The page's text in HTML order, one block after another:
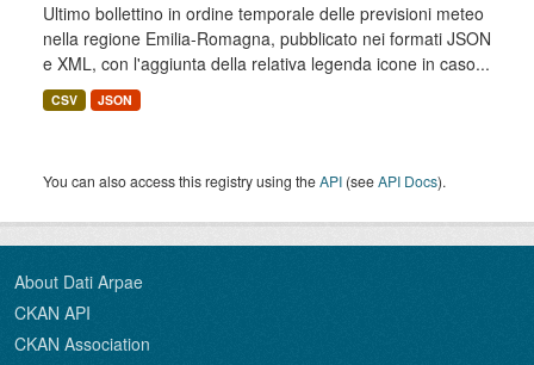
Ultimo bollettino in ordine temporale delle previsioni meteo
nella regione Emilia-Romagna, pubblicato nei formati JSON
e XML, con l'aggiunta della relativa legenda icone in caso...
CSV JSON
You can also access this registry using theAPI (seeAPI Docs).
About Dati Arpae
CKAN API
CKAN Association